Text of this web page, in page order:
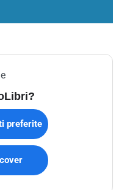
preferite